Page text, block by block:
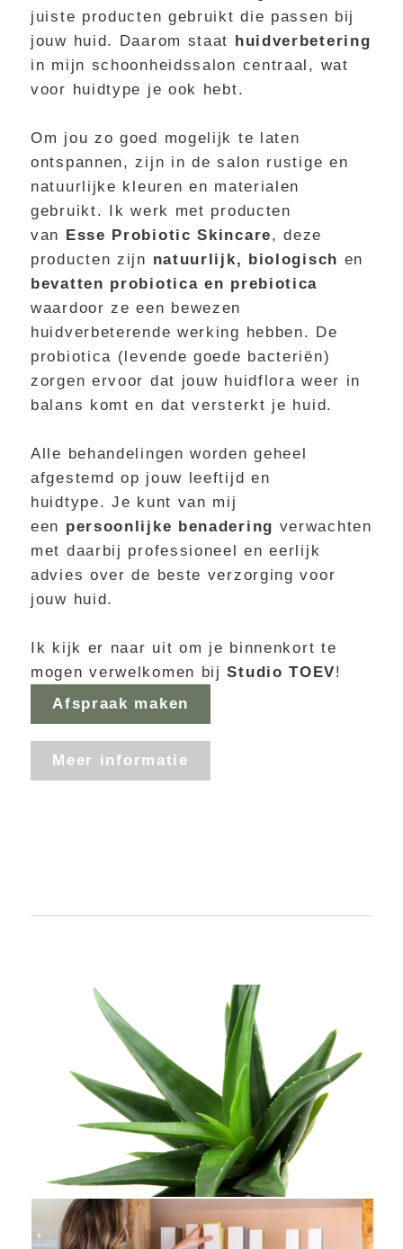
juiste producten gebruikt die passen bij
jouw huid. Daarom staat
huidverbetering
in mijn schoonheidssalon centraal, wat
voor huidtype je ook hebt.
Om jou zo goed mogelijk te laten
ontspannen, zijn in de salon rustige en
natuurlijke kleuren en materialen
gebruikt. Ik werk met producten
van
Esse Probiotic Skincare, deze
producten zijn natuurlijk, biologisch en
bevatten probiotica en prebiotica
waardoor ze een bewezen
huidverbeterende werking hebben. De
probiotica (levende goede bacteriën)
zorgen ervoor dat jouw huidflora weer in
balans komt en dat versterkt je huid.
Alle behandelingen worden geheel
afgestemd op jouw leeftijd en
huidtype. Je kunt van mij
een persoonlijke benadering verwachten
met daarbij professioneel en eerlijk
advies over de beste verzorging voor
jouw huid.
Ik kijk er naar uit om je binnenkort te
mogen verwelkomen bijStudio TOEV!
Afspraak maken
Meer informatie